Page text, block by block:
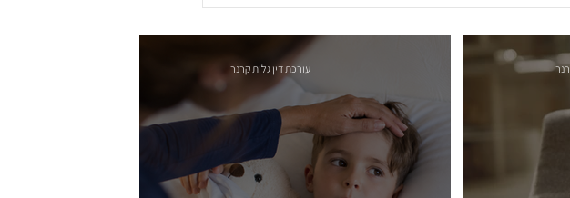
עורכת דין גלית קרנר